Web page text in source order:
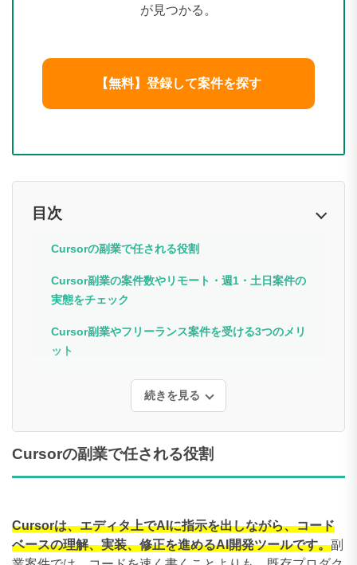
が見つかる。
【無料】登録して案件を探す
目次
Cursorの副業で任される役割
Cursor副業の案件数やリモート・週1・土日案件の
実態をチェック
Cursor副業やフリーランス案件を受ける3つのメリ
ット
続きを見る
Cursorの副業で任される役割
Cursorは、エディタ上でAIに指示を出しながら、コード
ベースの理解、実装、修正を進めるAI開発ツールです。副